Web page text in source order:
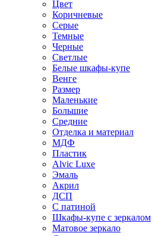
Цвет
Коричневые
Серые
Темные
Черные
Светлые
Белые шкафы-купе
Венге
Размер
Маленькие
Большие
Средние
Отделка и материал
МДФ
Пластик
Alvic Luxe
Эмаль
Акрил
ДСП
С патиной
Шкафы-купе с зеркалом
Матовое зеркало